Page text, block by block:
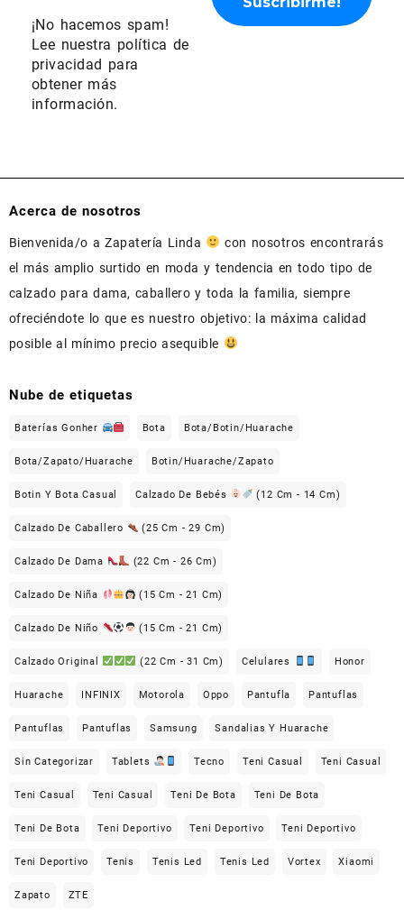
¡No hacemos spam!
Lee nuestra política de
privacidad para
obtener más
información.
Acerca de nosotros
Bienvenida/o a Zapatería Linda
con nosotros encontrarás
el más amplio surtido en moda y tendencia en todo tipo de
calzado para dama, caballero y toda la familia, siempre
ofreciéndote lo que es nuestro objetivo: la máxima calidad
posible al mínimo precio asequible
Nube de etiquetas
Baterías Gonher Bota Bota/Botin/Huarache
Bota/Zapato/Huarache Botin/Huarache/Zapato
Botin Y Bota Casual Calzado De Bebés (12 Cm - 14 Cm)
Calzado De Caballero (25 Cm - 29 Cm)
Calzado De Dama (22 Cm - 26 Cm)
Calzado De Niña (15 Cm - 21 Cm)
Calzado De Niño (15 Cm - 21 Cm)
Calzado Original (22 Cm - 31 Cm) Celulares Honor
Huarache INFINIX Motorola Oppo Pantufla Pantuflas
Pantuflas Pantuflas Samsung Sandalias Y Huarache
Sin Categorizar Tablets Tecno Teni Casual Teni Casual
Teni Casual Teni Casual Teni De Bota Teni De Bota
Teni De Bota Teni Deportivo Teni Deportivo Teni Deportivo
Teni Deportivo Tenis Tenis Led Tenis Led Vortex Xiaomi
Zapato ZTE